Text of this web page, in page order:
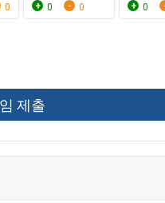
0 0 0 0